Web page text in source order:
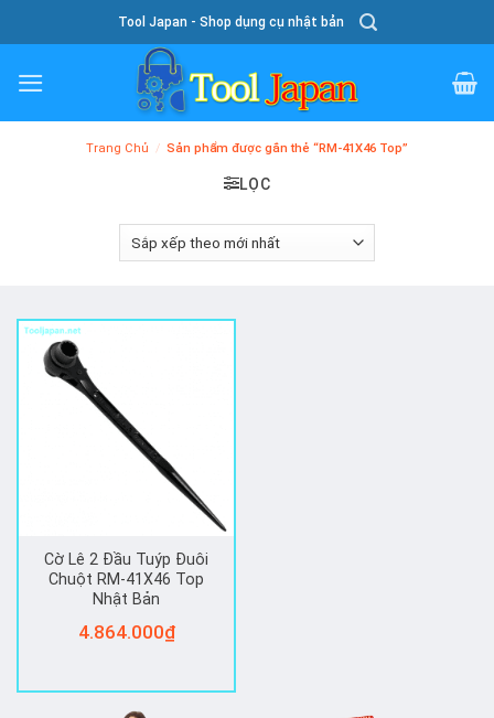
To
Content
Tool Japan - Shop dụng cụ nhật bản
Trang Chủ / Sản phẩm được gắn thẻ “RM-41X46 Top”
LỌC
Cờ Lê 2 Đầu Tuýp Đuôi
Chuột RM-41X46 Top
Nhật Bản
4.864.000₫